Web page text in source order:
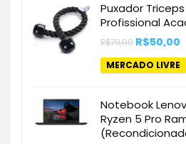
Puxador
Profissional
R$79,90 O
original
era:
R$50,00
é:
MERCADO LIVRE
Notebook
Ryzen 5 Pro